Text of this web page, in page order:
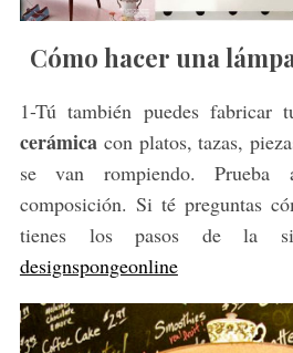
Cómo hacer una
1-Tú también puedes fabricar
cerámicacon platos, tazas,
se van rompiendo.
composición. Si té preguntas
tienes los pasos de la
designspongeonline